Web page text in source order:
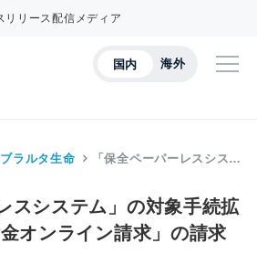
リリース配信メディア
国内 海外
ラルタ生命 「保全ペーパーレスシス…
スシステム」の対象手続拡
オンライン請求」の請求